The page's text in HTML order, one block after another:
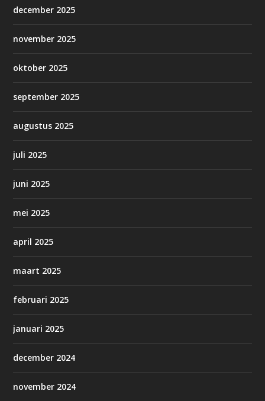
december 2025
november 2025
oktober 2025
september 2025
augustus 2025
juli 2025
juni 2025
mei 2025
april 2025
maart 2025
februari 2025
januari 2025
december 2024
november 2024